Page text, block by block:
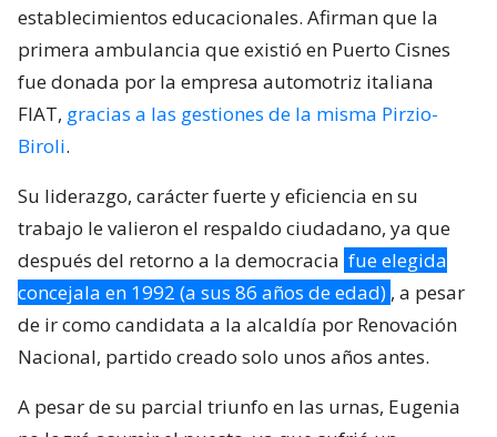
establecimientos educacionales. Afirman que la
primera ambulancia que existió en Puerto Cisnes
fue donada por la empresa automotriz italiana
FIAT, gracias a las gestiones de la misma Pirzio-
Biroli.
Su liderazgo, carácter fuerte y eficiencia en su
trabajo le valieron el respaldo ciudadano, ya que
después del retorno a la democracia fue elegida
concejala en 1992 (a sus 86 años de edad) , a pesar
de ir como candidata a la alcaldía por Renovación
Nacional, partido creado solo unos años antes.
A pesar de su parcial triunfo en las urnas, Eugenia